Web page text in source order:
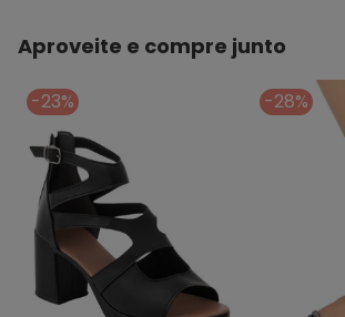
Aproveite e compre junto
-23% -28%